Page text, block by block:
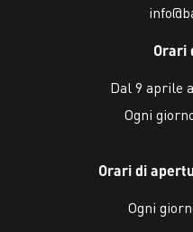
Orari
Dal 9 aprile
Ogni
Orari di
Ogni